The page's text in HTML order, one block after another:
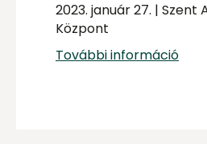
2023. január 27. | Szent
Központ
További információ